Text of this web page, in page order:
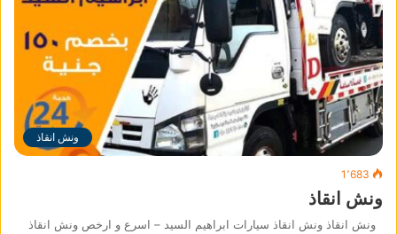
ونش انقاذ
1٬683
ونش انقاذ
ونش انقاذ ونش انقاذ سيارات ابراهيم السيد – اسرع و ارخص ونش انقاذ